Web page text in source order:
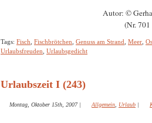
Autor: ©
(Nr.
Tags: Fisch Fischbrötchen Genuss am Strand Meer
Urlaubsfreuden Urlaubsgedicht
Urlaubszeit I (243)
Montag, Oktober 15th, 2007| Allgemein Urlaub |